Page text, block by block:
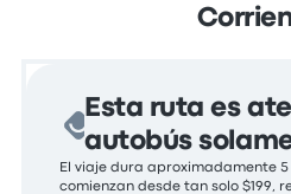
Esta ruta es
autobús
El viaje dura aproximadamente
comienzan desde tan solo $199,